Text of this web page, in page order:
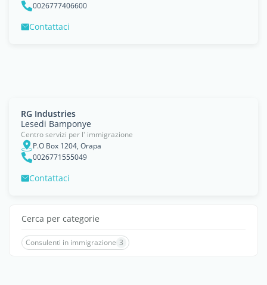
0026777406600
Contattaci
RG Industries
Lesedi Bamponye
Centro servizi per l' immigrazione
P.O Box 1204, Orapa
0026771555049
Contattaci
Cerca per categorie
Consulenti in immigrazione 3